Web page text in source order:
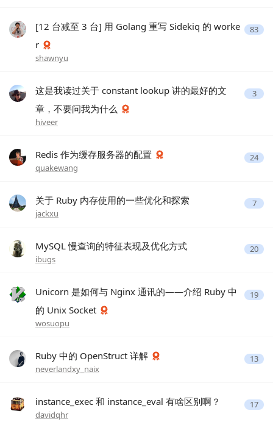
[12 台减至 3 台] 用 Golang 重写 Sidekiq 的 worke
r
shawnyu
83
这是我读过关于 constant lookup 讲的最好的文
章，不要问我为什么
hiveer
3
Redis 作为缓存服务器的配置
quakewang
24
关于 Ruby 内存使用的一些优化和探索
jackxu
7
MySQL 慢查询的特征表现及优化方式
ibugs
20
Unicorn 是如何与 Nginx 通讯的——介绍 Ruby 中
的 Unix Socket
wosuopu
19
Ruby 中的 OpenStruct 详解
neverlandxy_naix
13
instance_exec 和 instance_eval 有啥区别啊？
davidqhr
17